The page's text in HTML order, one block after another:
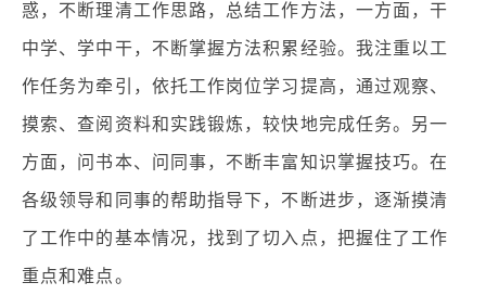
惑，不断理清工作思路，总结工作方法，一方面，干
中学、学中干，不断掌握方法积累经验。我注重以工
作任务为牵引，依托工作岗位学习提高，通过观察、
摸索、查阅资料和实践锻炼，较快地完成任务。另一
方面，问书本、问同事，不断丰富知识掌握技巧。在
各级领导和同事的帮助指导下，不断进步，逐渐摸清
了工作中的基本情况，找到了切入点，把握住了工作
重点和难点。